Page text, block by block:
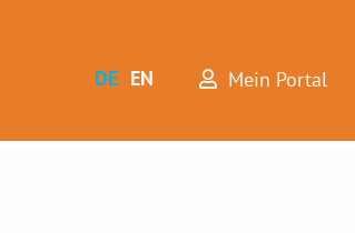
DE EN Mein Portal